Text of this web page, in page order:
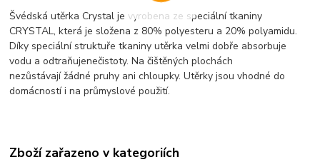
Švédská utěrka Crystal je vyrobena ze speciální tkaniny
CRYSTAL, která je složena z 80% polyesteru a 20% polyamidu.
Díky speciální struktuře tkaniny utěrka velmi dobře absorbuje
vodu a odtraňujenečistoty. Na čištěných plochách
nezůstávají žádné pruhy ani chloupky. Utěrky jsou vhodné do
domácností i na průmyslové použití.
Zboží zařazeno v kategoriích